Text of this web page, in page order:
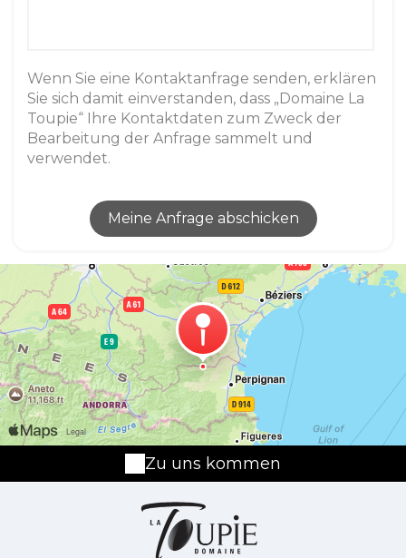
Wenn Sie eine Kontaktanfrage senden, erklären
Sie sich damit einverstanden, dass „Domaine La
Toupie“ Ihre Kontaktdaten zum Zweck der
Bearbeitung der Anfrage sammelt und
verwendet.
Zu uns kommen